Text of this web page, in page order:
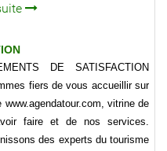
DE SATISFACTION
fiers de vous accueillir sur
www.agendatour.com, vitrine de
faire et de nos services.
des experts du tourisme